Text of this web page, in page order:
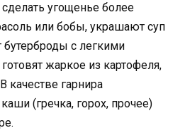
угощенье более
или бобы, украшают суп
бутерброды с легкими
жаркое из картофеля,
качестве гарнира
(гречка, горох, прочее)